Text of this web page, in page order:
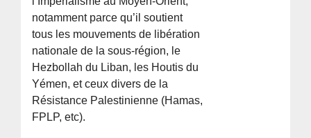
notamment parce qu’il soutient
tous les mouvements de libération
nationale de la sous-région, le
Hezbollah du Liban, les Houtis du
Yémen, et ceux divers de la
Résistance Palestinienne (Hamas,
FPLP, etc).